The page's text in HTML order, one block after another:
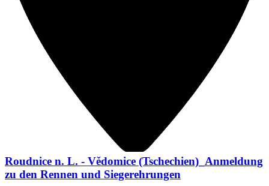
Roudnice n. L. - Vědomice (Tschechien)_Anmeldung
zu den Rennen und Siegerehrungen